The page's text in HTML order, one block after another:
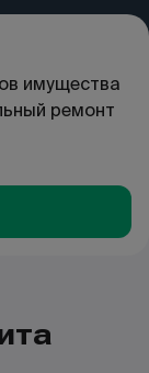
имущества
ремонт